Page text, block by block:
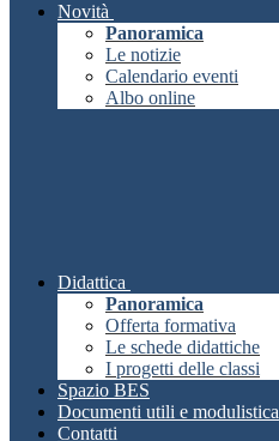
Novità
Panoramica
Le notizie
Calendario eventi
Albo online
Didattica
Panoramica
Offerta formativa
Le schede didattiche
I progetti delle classi
Spazio BES
Documenti utili e modulistica
Contatti